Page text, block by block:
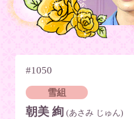
#1050
雪組
朝美 絢 (あさみ じゅん)